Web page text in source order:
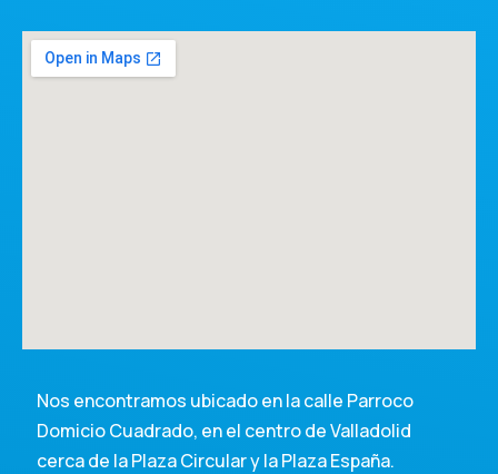
Nos encontramos ubicado en la calle Parroco
Domicio Cuadrado, en el centro de Valladolid
cerca de la Plaza Circular y la Plaza España.